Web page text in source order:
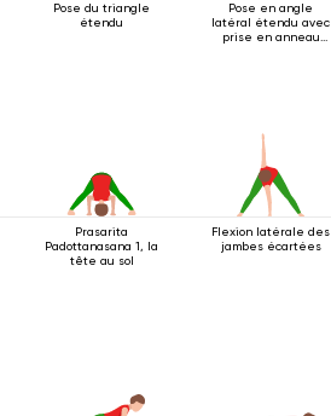
Pose du triangle
étendu
Pose en angle
latéral étendu avec
prise en anneau
Prasarita
Padottanasana 1, la
tête au sol
Flexion latérale des
jambes écartées